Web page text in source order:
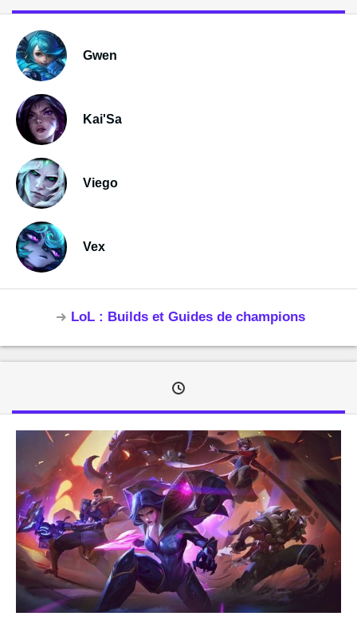
Gwen
Kai'Sa
Viego
Vex
LoL : Builds et Guides de champions